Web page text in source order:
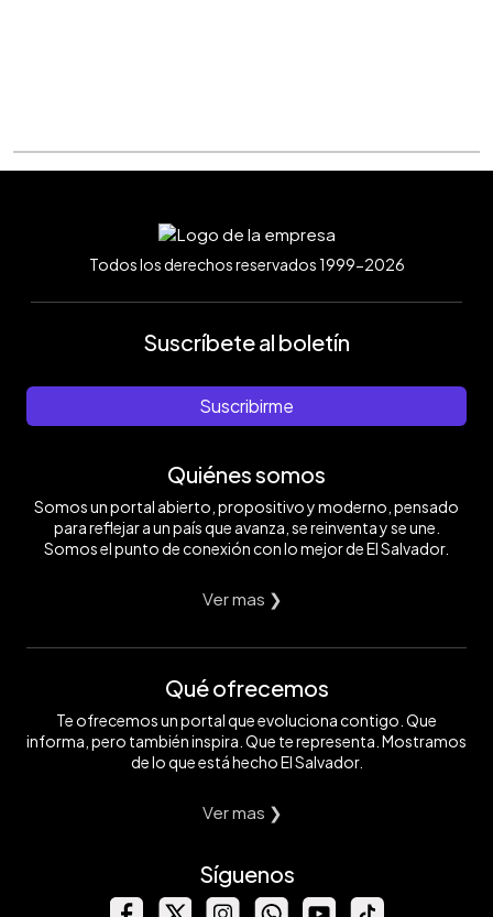
Todos los derechos reservados 1999-2026
Suscríbete al boletín
Suscribirme
Quiénes somos
Somos un portal abierto, propositivo y moderno, pensado
para reflejar a un país que avanza, se reinventa y se une.
Somos el punto de conexión con lo mejor de El Salvador.
Ver mas ❯
Qué ofrecemos
Te ofrecemos un portal que evoluciona contigo. Que
informa, pero también inspira. Que te representa. Mostramos
de lo que está hecho El Salvador.
Ver mas ❯
Síguenos